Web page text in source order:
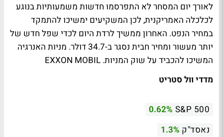
לאורך יום המסחר לא התפרסמו חדשות משמעותיות בנוגע
לכלכלה האמריקנית, לכן המשקיעים ימשיכו להתמקד
במחיר הנפט. האחרון ממשיך לרדת היום לכדי שפל חדש של
יותר מעשור ומחיר חבית נסגר ב-34.7 דולר. מניות האנרגיה
המשיכו להכביד על שוק המניות. EXXON MOBIL
מדדי וול סטריט
S&P 500
0.62%
נאסד"ק 1.3%